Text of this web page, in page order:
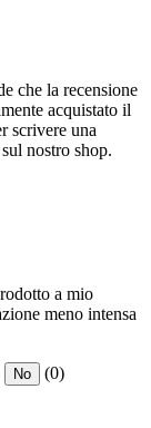
che la recensione
acquistato il
scrivere una
nostro shop.
a mio
meno intensa
No (0)